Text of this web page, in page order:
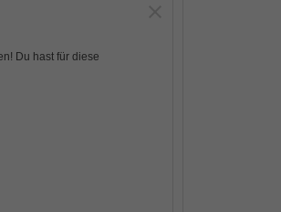
Du hast für diese